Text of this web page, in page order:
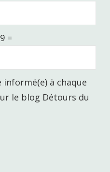
=
à chaque
le blog Détours du